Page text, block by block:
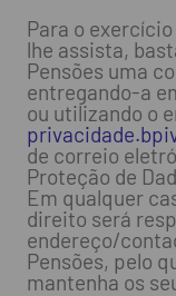
Para o
lhe assista,
Pensões uma
entregando-a
ou utilizando o
de correio
Proteção de
Em qualquer
direito será
endereço/
Pensões, pelo
mantenha os